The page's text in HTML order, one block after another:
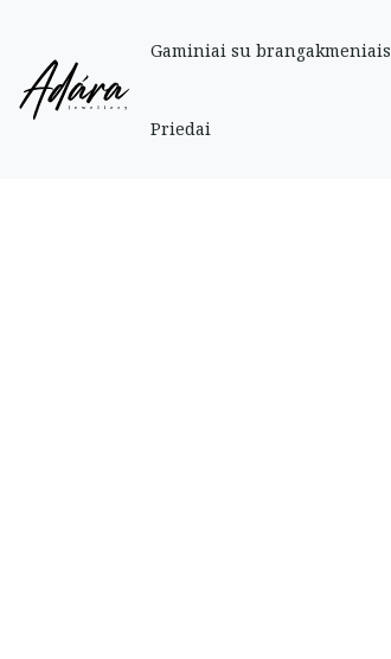
Gaminiai su brangakmeniais
Priedai
Pradinis Parduotuve » Auksiniai